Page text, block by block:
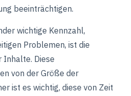
beeinträchtigen.
wichtige Kennzahl,
Problemen, ist die
Inhalte. Diese
von der Größe der
ist es wichtig, diese von Zeit